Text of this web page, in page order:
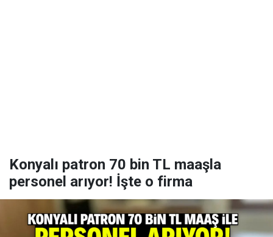
Konyalı patron 70 bin TL maaşla
personel arıyor! İşte o firma